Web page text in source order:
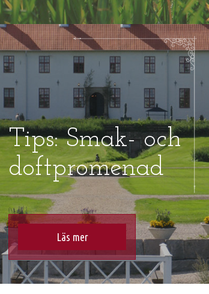
Tips: Smak- och
doftpromenad
Läs mer